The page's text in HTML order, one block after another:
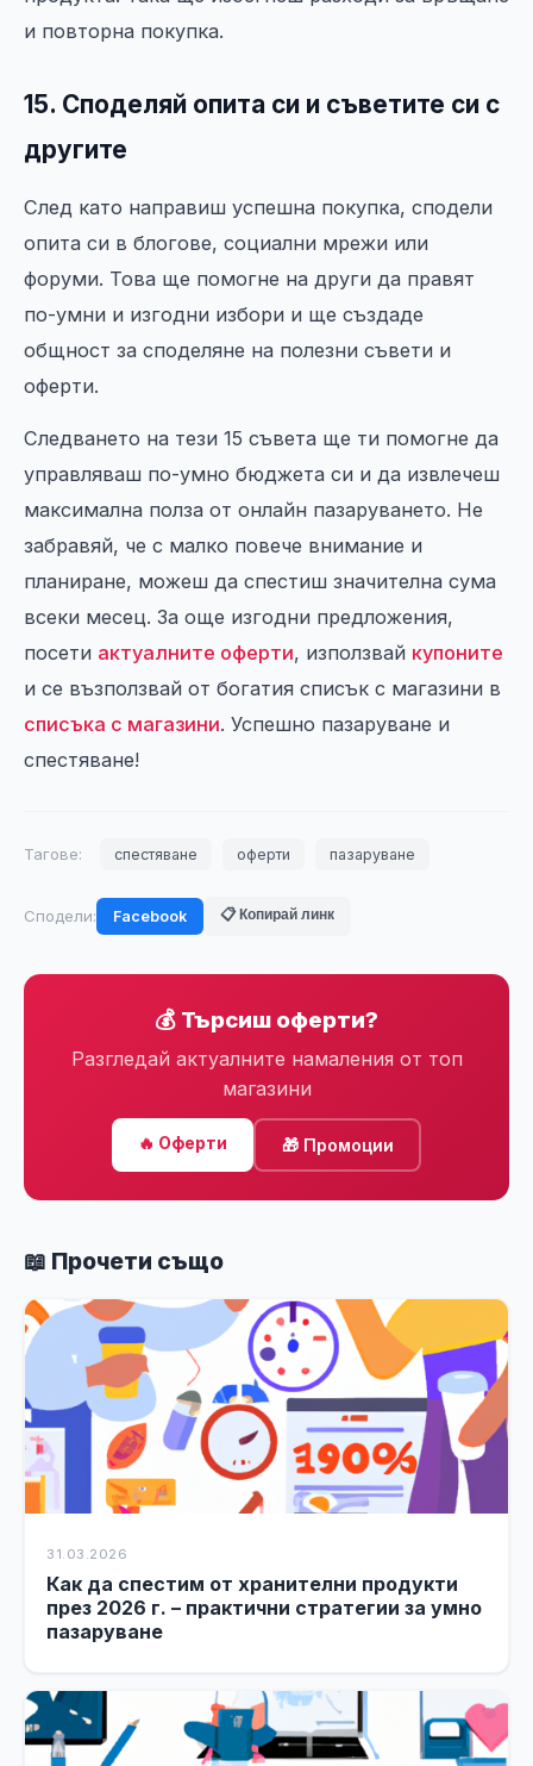
и повторна покупка.
15. Споделяй опита си и съветите си с
другите
След като направиш успешна покупка, сподели
опита си в блогове, социални мрежи или
форуми. Това ще помогне на други да правят
по-умни и изгодни избори и ще създаде
общност за споделяне на полезни съвети и
оферти.
Следването на тези 15 съвета ще ти помогне да
управляваш по-умно бюджета си и да извлечеш
максимална полза от онлайн пазаруването. Не
забравяй, че с малко повече внимание и
планиране, можеш да спестиш значителна сума
всеки месец. За още изгодни предложения,
посети актуалните оферти, използвай купоните
и се възползвай от богатия списък с магазини в
списъка с магазини. Успешно пазаруване и
спестяване!
Тагове: спестяване оферти пазаруване
Сподели: Facebook 📋 Копирай линк
💰 Търсиш оферти?
Разгледай актуалните намаления от топ
магазини
🔥 Оферти 🎁 Промоции
📖 Прочети също
31.03.2026
Как да спестим от хранителни продукти
през 2026 г. – практични стратегии за умно
пазаруване